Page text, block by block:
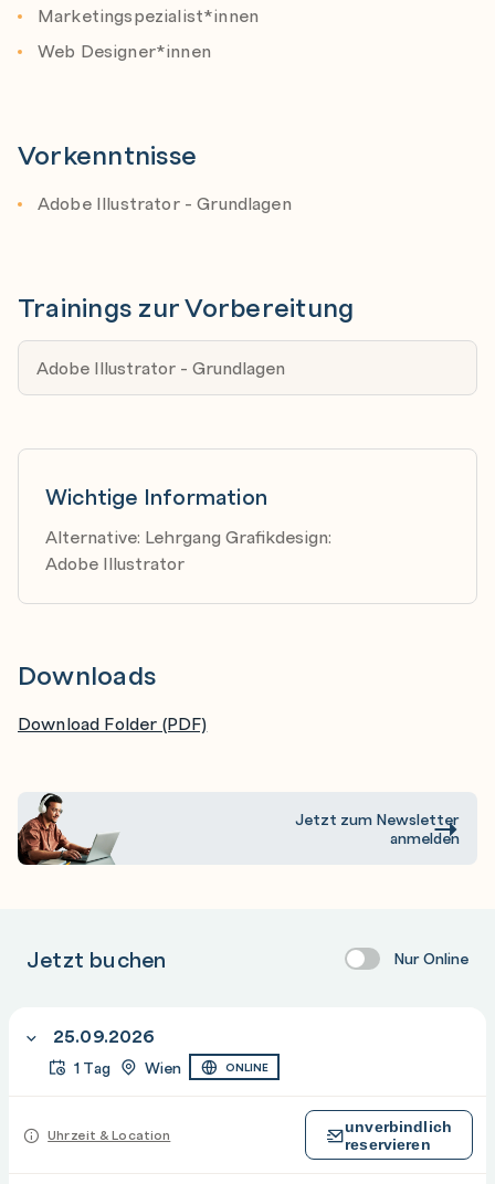
Generative Neufärbung
Marketingspezialist*innen
Web Designer*innen
Vorkenntnisse
Adobe Illustrator - Grundlagen
Trainings zur Vorbereitung
Adobe Illustrator - Grundlagen
Wichtige Information
Alternative: Lehrgang Grafikdesign:
Adobe Illustrator
Downloads
Download Folder (PDF)
Jetzt zum Newsletter
anmelden
Jetzt buchen Nur Online
25.09.2026
1 Tag Wien ONLINE
Uhrzeit & Location
unverbindlich
reservieren